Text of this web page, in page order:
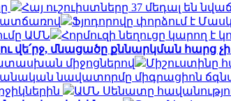
Հայ ուշուիստները 37 մեդալ են
Ֆյոդորովը փորձում է
ԱՄՆ
Հորմուզի նեղուցը կարող է
մնացածը քննարկման հարց
միջոցներով
Միշուստինը
նավատորմը միգրացիոն
ԱՄՆ Սենատը